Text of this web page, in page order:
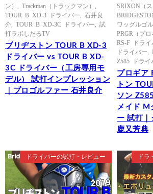
ン）
Trackman（トラックマン）
TOUR B XD-3 ドライバー
石井良
介
TOUR B XD-3C ドライバー
試
打ラボしだるTV
ブリヂストン TOUR B XD-3
ドライバー vs TOUR B XD-
3C ドライバー（工房専用モ
デル） 試打インプレッション
｜プロゴルファー 石井良介
SRIXON（ス
ワッグルゴ
PRGR（プロ
RS-F ドライ
ドライバー
Z585 ドライ
プロギア
トン
ソン
メイド M
ー 試打｜
鹿又芳典
ドライバーの試打・レビュー ドラ